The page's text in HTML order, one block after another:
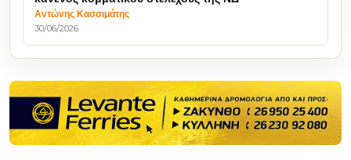
Αντώνης Κασσιμάτης
30/06/2026